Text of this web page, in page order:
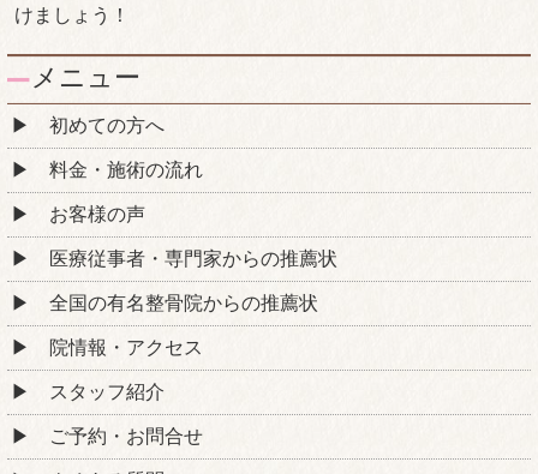
けましょう！
メニュー
初めての方へ
料金・施術の流れ
お客様の声
医療従事者・専門家からの推薦状
全国の有名整骨院からの推薦状
院情報・アクセス
スタッフ紹介
ご予約・お問合せ